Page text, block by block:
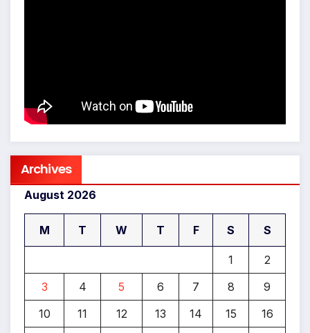
Archives
August 2026
M T W T F S S
1
2
3
4 5 6 7 8
9
10
11 12 13 14 15
16